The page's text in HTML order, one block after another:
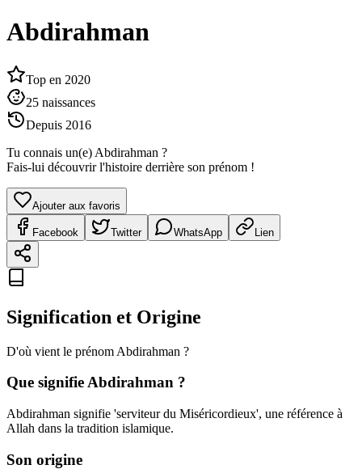
Abdirahman
Top en 2020
25 naissances
Depuis 2016
Tu connais un(e) Abdirahman ?
Fais-lui découvrir l'histoire derrière son prénom !
Ajouter aux favoris
Facebook Twitter WhatsApp Lien
Signification et Origine
D'où vient le prénom Abdirahman ?
Que signifieAbdirahman ?
Abdirahman signifie 'serviteur du Miséricordieux', une référence à
Allah dans la tradition islamique.
Son origine